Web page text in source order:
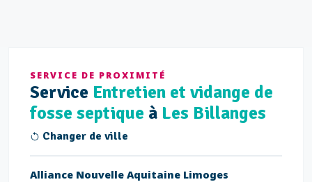
SERVICE DE PROXIMITÉ
Service Entretien et vidange de
fosse septique à Les Billanges
Changer de ville
Alliance Nouvelle Aquitaine Limoges